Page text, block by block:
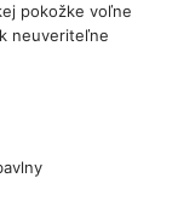
pokožke voľne
neuveriteľne